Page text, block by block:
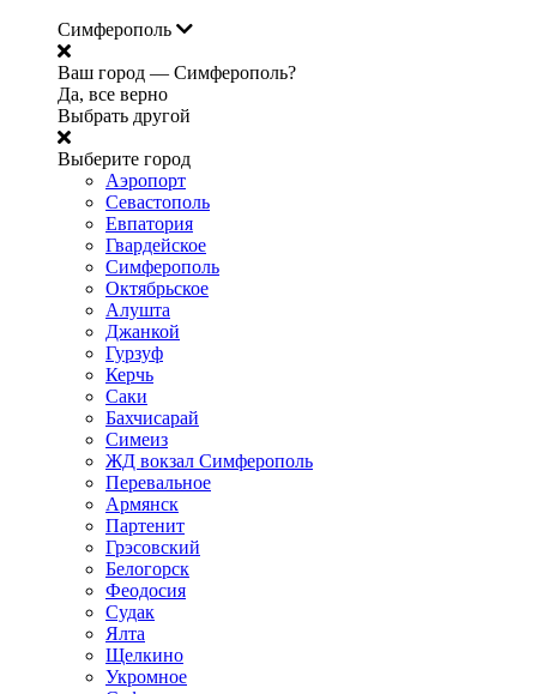
Симферополь
Ваш город — Симферополь?
Да, все верно
Выбрать другой
Выберите город
Аэропорт
Севастополь
Евпатория
Гвардейское
Симферополь
Октябрьское
Алушта
Джанкой
Гурзуф
Керчь
Саки
Бахчисарай
Симеиз
ЖД вокзал Симферополь
Перевальное
Армянск
Партенит
Грэсовский
Белогорск
Феодосия
Судак
Ялта
Щелкино
Укромное